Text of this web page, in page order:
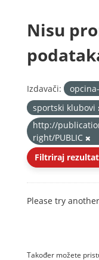
Nisu
Izdavači:
sportski klubovi
http://
right/PUBLIC
Filtriraj
Please try
Također možete